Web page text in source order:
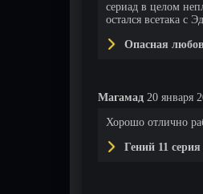
сериад в целом
остался всетака с
Опасная
Магамад 20 января
Хорошо отлично
Гений 11 серия